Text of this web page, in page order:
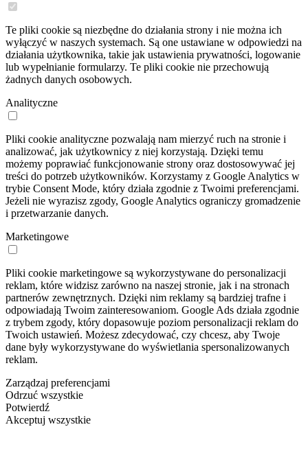
Te pliki cookie są niezbędne do działania strony i nie można ich
wyłączyć w naszych systemach. Są one ustawiane w odpowiedzi na
działania użytkownika, takie jak ustawienia prywatności, logowanie
lub wypełnianie formularzy. Te pliki cookie nie przechowują
żadnych danych osobowych.
Analityczne
Pliki cookie analityczne pozwalają nam mierzyć ruch na stronie i
analizować, jak użytkownicy z niej korzystają. Dzięki temu
możemy poprawiać funkcjonowanie strony oraz dostosowywać jej
treści do potrzeb użytkowników. Korzystamy z Google Analytics w
trybie Consent Mode, który działa zgodnie z Twoimi preferencjami.
Jeżeli nie wyrazisz zgody, Google Analytics ograniczy gromadzenie
i przetwarzanie danych.
Marketingowe
Pliki cookie marketingowe są wykorzystywane do personalizacji
reklam, które widzisz zarówno na naszej stronie, jak i na stronach
partnerów zewnętrznych. Dzięki nim reklamy są bardziej trafne i
odpowiadają Twoim zainteresowaniom. Google Ads działa zgodnie
z trybem zgody, który dopasowuje poziom personalizacji reklam do
Twoich ustawień. Możesz zdecydować, czy chcesz, aby Twoje
dane były wykorzystywane do wyświetlania spersonalizowanych
reklam.
Zarządzaj preferencjami
Odrzuć wszystkie
Potwierdź
Akceptuj wszystkie